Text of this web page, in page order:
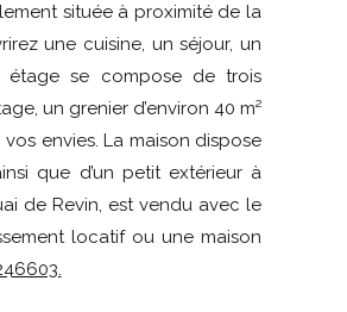
située à proximité de la
une cuisine, un séjour, un
étage se compose de trois
un grenier d’environ 40 m²
envies. La maison dispose
que d’un petit extérieur à
de Revin, est vendu avec le
locatif ou une maison